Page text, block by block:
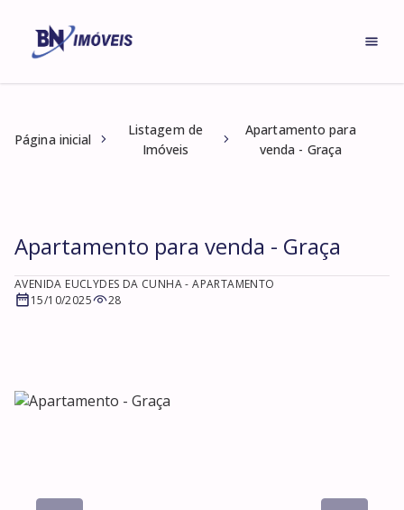
Página inicial
Listagem de
Imóveis
Apartamento para
venda - Graça
Apartamento para venda - Graça
AVENIDA EUCLYDES DA CUNHA - APARTAMENTO
15/10/2025
28